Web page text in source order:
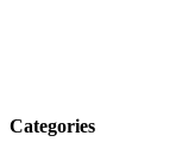
Categories